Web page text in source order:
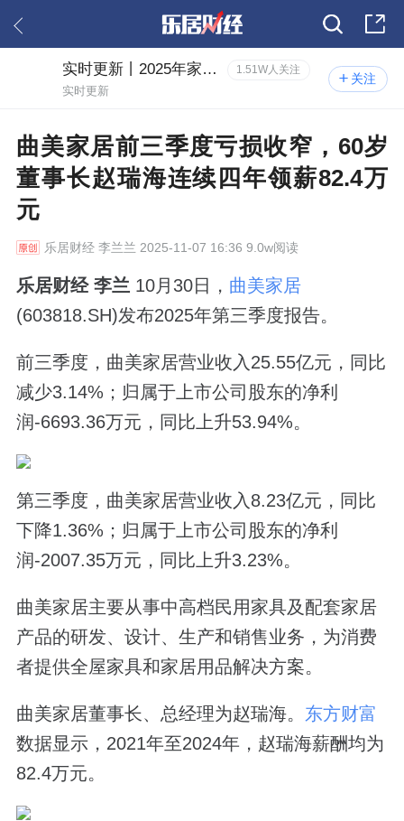
关注
实时更新丨2025年家居三季报风云 1.51W人关注
实时更新
曲美家居前三季度亏损收窄，60岁
董事长赵瑞海连续四年领薪82.4万
元
乐居财经李兰兰 2025-11-07 16:36 9.0w阅读
乐居财经 李兰 10月30日， 曲美家居
(603818.SH)发布2025年第三季度报告。
前三季度，曲美家居营业收入25.55亿元，同比
减少3.14%；归属于上市公司股东的净利
润-6693.36万元，同比上升53.94%。
第三季度，曲美家居营业收入8.23亿元，同比
下降1.36%；归属于上市公司股东的净利
润-2007.35万元，同比上升3.23%。
曲美家居主要从事中高档民用家具及配套家居
产品的研发、设计、生产和销售业务，为消费
者提供全屋家具和家居用品解决方案。
曲美家居董事长、总经理为赵瑞海。 东方财富
数据显示，2021年至2024年，赵瑞海薪酬均为
82.4万元。